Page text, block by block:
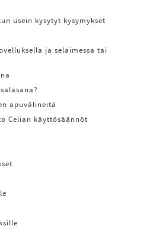
usein kysytyt kysymykset
ja selaimessa tai
apuvälineitä
Celian käyttösäännöt